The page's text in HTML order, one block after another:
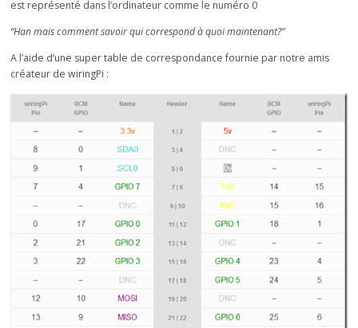
est représenté dans l’ordinateur comme le numéro 0
“Han mais comment savoir qui correspond à quoi maintenant?”
A l’aide d’une super table de correspondance fournie par notre amis
créateur de wiringPi :